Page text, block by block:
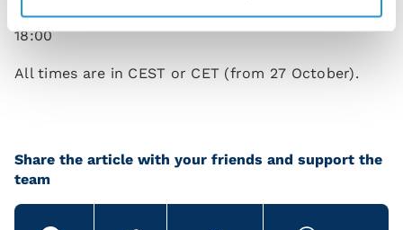
Week 13: Napoli v Roma – Sunday 24 November,
18:00
All times are in CEST or CET (from 27 October).
Share the article with your friends and support the
team